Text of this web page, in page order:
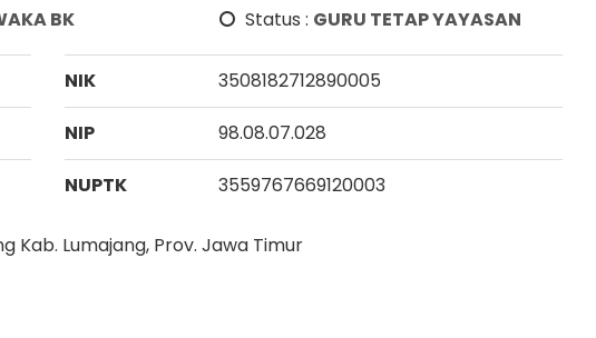
BK Status : GURU TETAP YAYASAN
NIK 3508182712890005
NIP 98.08.07.028
NUPTK 3559767669120003
Kab. Lumajang, Prov. Jawa Timur